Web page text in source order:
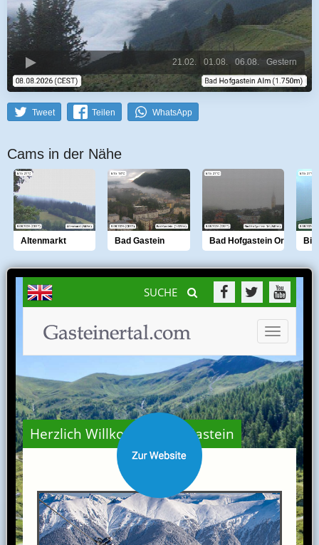
Gestern
06.08.
01.08.
21.02.
Tweet Teilen WhatsApp
Cams in der Nähe
Altenmarkt Bad Gastein Bad Hofgastein Ort